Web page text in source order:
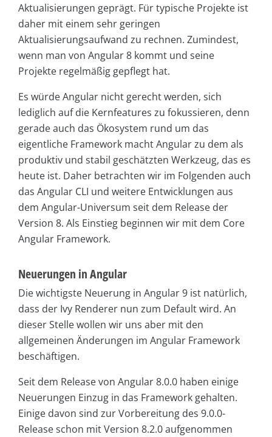
Aktualisierungen geprägt. Für typische Projekte ist
daher mit einem sehr geringen
Aktualisierungsaufwand zu rechnen. Zumindest,
wenn man von Angular 8 kommt und seine
Projekte regelmäßig gepflegt hat.
Es würde Angular nicht gerecht werden, sich
lediglich auf die Kernfeatures zu fokussieren, denn
gerade auch das Ökosystem rund um das
eigentliche Framework macht Angular zu dem als
produktiv und stabil geschätzten Werkzeug, das es
heute ist. Daher betrachten wir im Folgenden auch
das Angular CLI und weitere Entwicklungen aus
dem Angular-Universum seit dem Release der
Version 8. Als Einstieg beginnen wir mit dem Core
Angular Framework.
Neuerungen in Angular
Die wichtigste Neuerung in Angular 9 ist natürlich,
dass der Ivy Renderer nun zum Default wird. An
dieser Stelle wollen wir uns aber mit den
allgemeinen Änderungen im Angular Framework
beschäftigen.
Seit dem Release von Angular 8.0.0 haben einige
Neuerungen Einzug in das Framework gehalten.
Einige davon sind zur Vorbereitung des 9.0.0-
Release schon mit Version 8.2.0 aufgenommen